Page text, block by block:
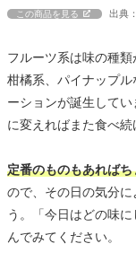
この商品を見る 出典
フルーツ系は味の種類
柑橘系、パイナップ
ーションが誕生して
に変えればまた食べ続
定番のものもあれば
ので、その日の気分
う。「今日はどの味
んでみてください。